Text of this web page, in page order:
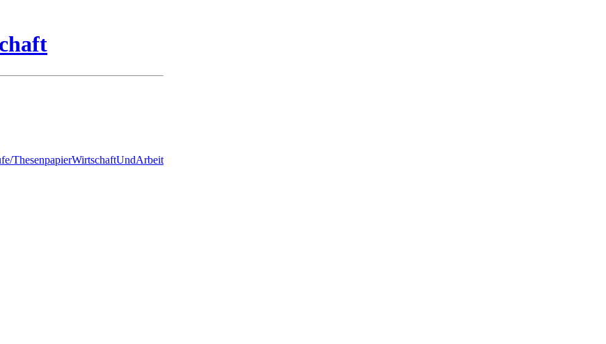
ThesenpapierWirtschaftUndArbeit